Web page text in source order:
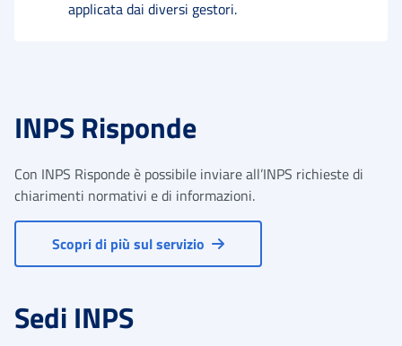
applicata dai diversi gestori.
INPS Risponde
Con INPS Risponde è possibile inviare all’INPS richieste di
chiarimenti normativi e di informazioni.
Scopri di più sul servizio
Sedi INPS